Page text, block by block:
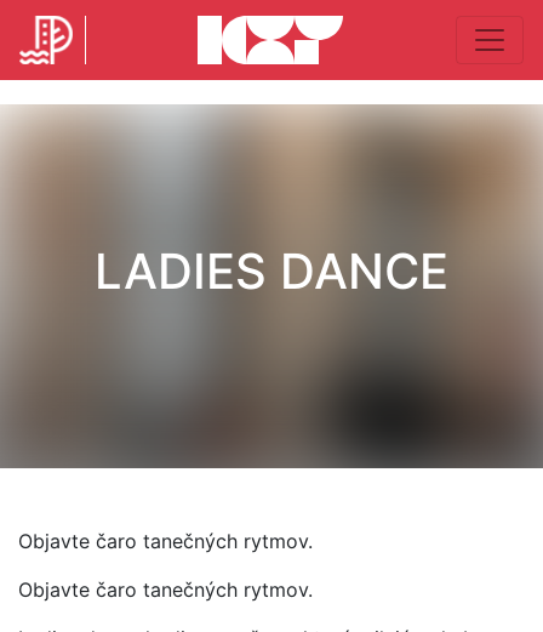
LADIES DANCE
Objavte čaro tanečných rytmov.
Objavte čaro tanečných rytmov.